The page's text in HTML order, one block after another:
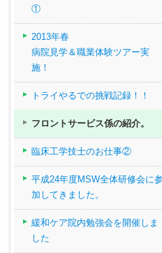
①
2013年春
病院見学＆職業体験ツアー実
施！
トライやるでの挑戦記録！！
フロントサービス係の紹介。
臨床工学技士のお仕事②
平成24年度MSW全体研修会に参
加してきました。
緩和ケア院内勉強会を開催しま
した